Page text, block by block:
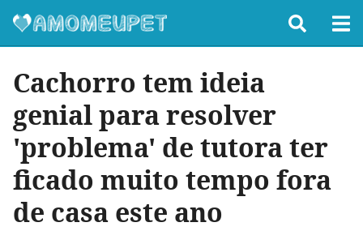
Cachorro tem ideia
genial para resolver
'problema' de tutora ter
ficado muito tempo fora
de casa este ano